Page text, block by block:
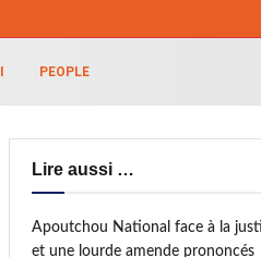
PEOPLE
Lire aussi …
Apoutchou National face à la
et une lourde amende prononcés